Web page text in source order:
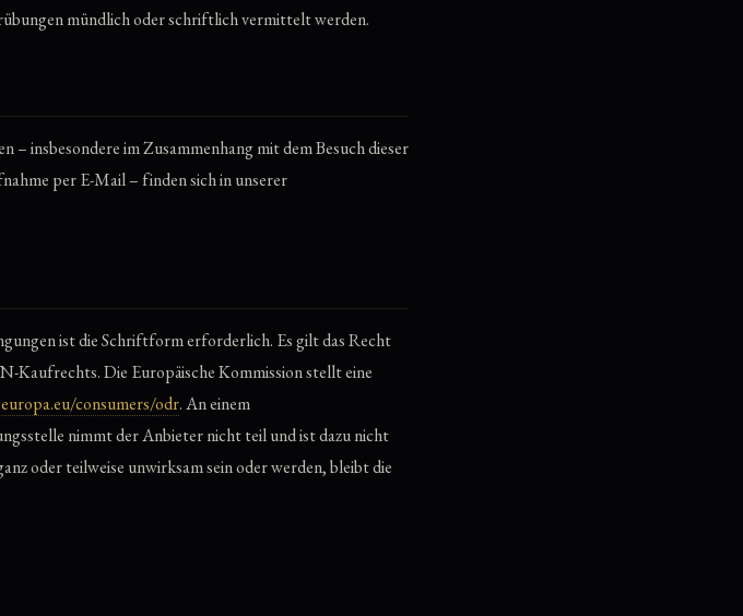
mündlich oder schriftlich vermittelt werden.
insbesondere im Zusammenhang mit dem Besuch dieser
per E-Mail – finden sich in unserer
ist die Schriftform erforderlich. Es gilt das Recht
Kaufrechts. Die Europäische Kommission stellt eine
consumers/odr. An einem
nimmt der Anbieter nicht teil und ist dazu nicht
oder teilweise unwirksam sein oder werden, bleibt die